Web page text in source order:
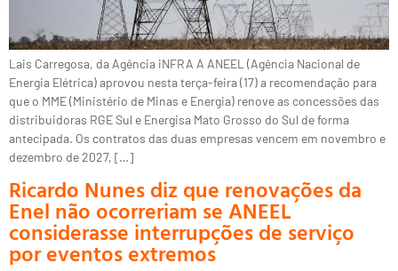
Lais Carregosa, da Agência iNFRA A ANEEL (Agência Nacional de
Energia Elétrica) aprovou nesta terça-feira (17) a recomendação para
que o MME (Ministério de Minas e Energia) renove as concessões das
distribuidoras RGE Sul e Energisa Mato Grosso do Sul de forma
antecipada. Os contratos das duas empresas vencem em novembro e
dezembro de 2027, […]
Ricardo Nunes diz que renovações da
Enel não ocorreriam se ANEEL
considerasse interrupções de serviço
por eventos extremos